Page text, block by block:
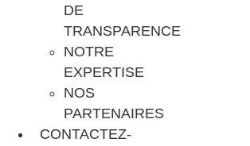
DE
TRANSPARENCE
NOTRE
EXPERTISE
NOS
PARTENAIRES
CONTACTEZ-